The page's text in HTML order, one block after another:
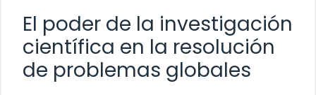
El poder de la investigación
científica en la resolución
de problemas globales